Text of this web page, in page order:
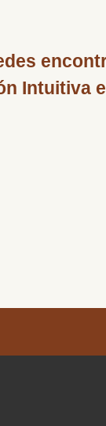
Intuitiva